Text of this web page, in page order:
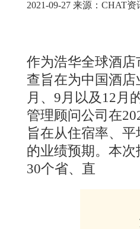
2021-09-27 来源： CHAT资
作为浩华全球酒
查旨在为中国酒
月、9月以及12月
管理顾问公司在
旨在从住宿率、
的业绩预期。本
30个省、直